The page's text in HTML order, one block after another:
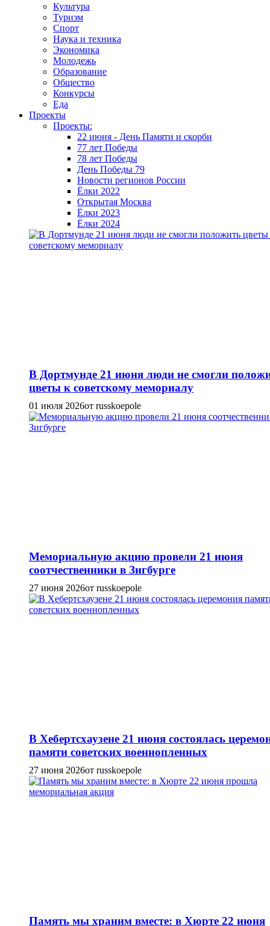
Культура
Туризм
Спорт
Наука и техника
Экономика
Молодежь
Образование
Общество
Конкурсы
Еда
Проекты
Проекты:
22 июня - День Памяти и скорби
77 лет Победы
78 лет Победы
День Победы 79
Новости регионов России
Ёлки 2022
Открытая Москва
Ёлки 2023
Ёлки 2024
В Дортмунде 21 июня люди не смогли
цветы к советскому мемориалу
01 июля 2026от russkoepole
Мемориальную акцию провели 21 июня
соотчественники в Зигбурге
27 июня 2026от russkoepole
В Хебертсхаузене 21 июня состоялась
памяти советских военнопленных
27 июня 2026от russkoepole
Память мы храним вместе: в Хюрте 22 июня